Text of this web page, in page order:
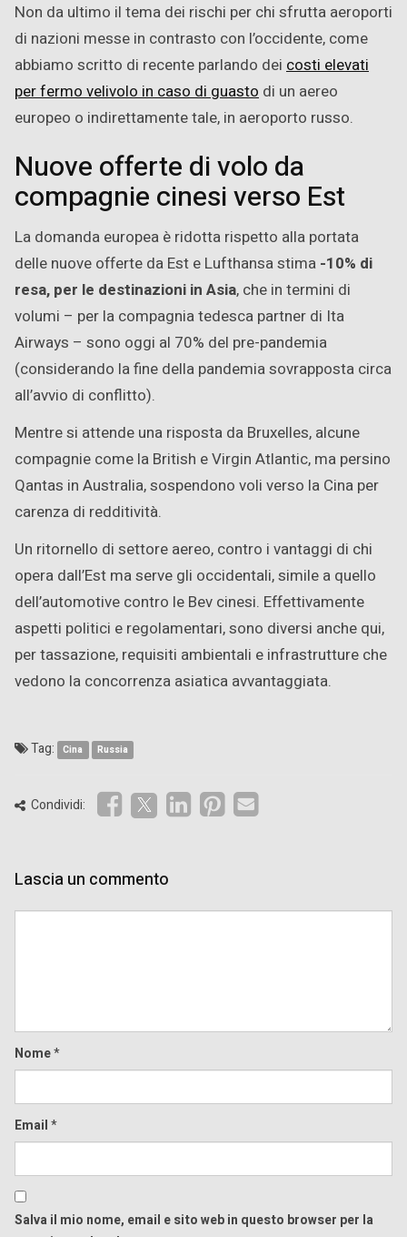
Non da ultimo il tema dei rischi per chi sfrutta aeroporti
di nazioni messe in contrasto con l’occidente, come
abbiamo scritto di recente parlando dei costi elevati
per fermo velivolo in caso di guasto di un aereo
europeo o indirettamente tale, in aeroporto russo.
Nuove offerte di volo da
compagnie cinesi verso Est
La domanda europea è ridotta rispetto alla portata
delle nuove offerte da Est e Lufthansa stima -10% di
resa, per le destinazioni in Asia, che in termini di
volumi – per la compagnia tedesca partner di Ita
Airways – sono oggi al 70% del pre-pandemia
(considerando la fine della pandemia sovrapposta circa
all’avvio di conflitto).
Mentre si attende una risposta da Bruxelles, alcune
compagnie come la British e Virgin Atlantic, ma persino
Qantas in Australia, sospendono voli verso la Cina per
carenza di redditività.
Un ritornello di settore aereo, contro i vantaggi di chi
opera dall’Est ma serve gli occidentali, simile a quello
dell’automotive contro le Bev cinesi. Effettivamente
aspetti politici e regolamentari, sono diversi anche qui,
per tassazione, requisiti ambientali e infrastrutture che
vedono la concorrenza asiatica avvantaggiata.
Tag: Cina Russia
Condividi:
Lascia un commento
Nome*
Email*
Salva il mio nome, email e sito web in questo browser per la